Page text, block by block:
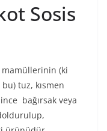
Sosis
mamüllerinin (ki
tuz, kısmen
bağırsak veya